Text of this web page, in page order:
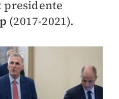
presidente
(2017-2021).